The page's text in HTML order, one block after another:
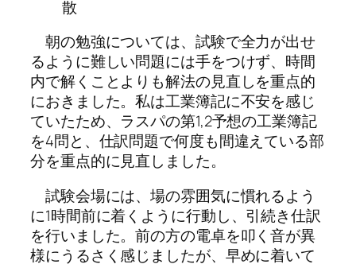
散
朝の勉強については、試験で全力が出せ
るように難しい問題には手をつけず、時間
内で解くことよりも解法の見直しを重点的
におきました。私は工業簿記に不安を感じ
ていたため、ラスパの第1,2予想の工業簿記
を4問と、仕訳問題で何度も間違えている部
分を重点的に見直しました。
試験会場には、場の雰囲気に慣れるよう
に1時間前に着くように行動し、引続き仕訳
を行いました。前の方の電卓を叩く音が異
様にうるさく感じましたが、早めに着いて